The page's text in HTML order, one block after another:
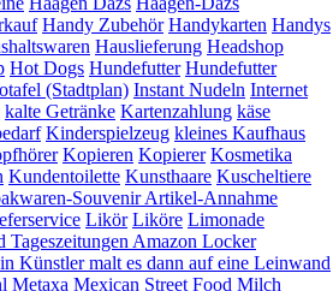
Handy Zubehör Handykarten Handys
Hauslieferung Headshop
Hot Dogs Hundefutter Hundefutter
(Stadtplan) Instant Nudeln Internet
kalte Getränke Kartenzahlung käse
Kinderspielzeug kleines Kaufhaus
Kopieren Kopierer Kosmetika
Kundentoilette Kunsthaare Kuscheltiere
Souvenir Artikel-Annahme
Likör Liköre Limonade
Tageszeitungen Amazon Locker
Künstler malt es dann auf eine Leinwand
Metaxa Mexican Street Food Milch